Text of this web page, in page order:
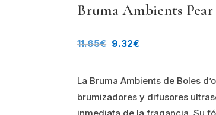
Bruma Ambients
11.65€ El
original
era:
9.32€
actual
es:
La Bruma Ambients de Boles
brumizadores y difusores